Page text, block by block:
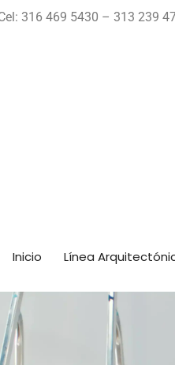
316 469 5430 – 313 239
Inicio Línea